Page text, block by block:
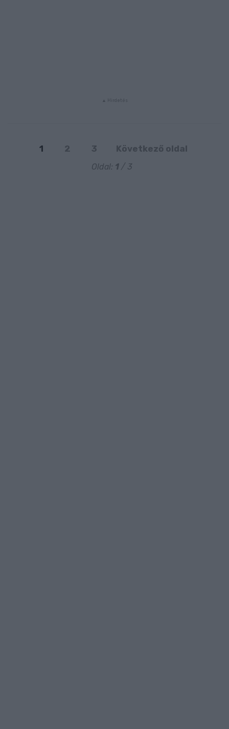
1 2 3 Következő oldal
Oldal: 1 / 3